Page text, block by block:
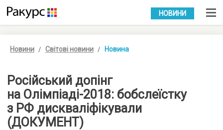
УКР РУС
НОВИНИ
Новини Світові новини Новина
Російський допінг
на Олімпіаді-2018: бобслеїстку
з РФ дискваліфікували
(ДОКУМЕНТ)